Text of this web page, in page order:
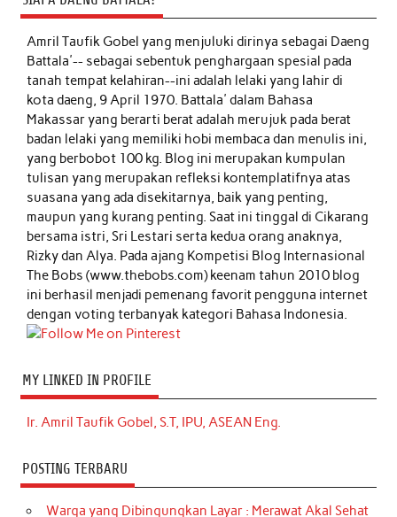
Amril Taufik Gobelyang menjuluki dirinya sebagai Daeng
Battala'-- sebagai sebentuk penghargaan spesial pada
tanah tempat kelahiran--ini adalah lelaki yang lahir di
kota daeng, 9 April 1970. Battala' dalam Bahasa
Makassar yang berarti berat adalah merujuk pada berat
badan lelaki yang memiliki hobi membaca dan menulis ini,
yang berbobot 100 kg. Blog ini merupakan kumpulan
tulisan yang merupakan refleksi kontemplatifnya atas
suasana yang ada disekitarnya, baik yang penting,
maupun yang kurang penting. Saat ini tinggal di Cikarang
bersama istri, Sri Lestari serta kedua orang anaknya,
Rizky dan Alya. Pada ajang Kompetisi Blog Internasional
The Bobs (www.thebobs.com) keenam tahun 2010 blog
ini berhasil menjadi pemenang favorit pengguna internet
dengan voting terbanyak kategori Bahasa Indonesia.
MY LINKED IN PROFILE
Ir. Amril Taufik Gobel, S.T, IPU, ASEAN Eng.
POSTING TERBARU
Warga yang Dibingungkan Layar : Merawat Akal Sehat